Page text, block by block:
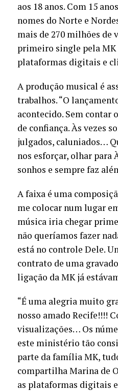
aos 18 anos. Com 15
nomes do Norte e
mais de 270 milhões de
primeiro single pela MK
plataformas digitais e
A produção musical é
trabalhos. “O
acontecido. Sem contar
de confiança. Às vezes
julgados, caluniados…
nos esforçar, olhar para
sonhos e sempre faz
A faixa é uma
me colocar num lugar
música iria chegar
não queríamos fazer
está no controle Dele.
contrato de uma
ligação da MK já
“É uma alegria muito
nosso amado Recife!!!!
visualizações… Os
este ministério tão
parte da família MK,
compartilha Marina de
as plataformas digitais